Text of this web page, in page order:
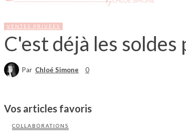
VENTES PRIVÉES
C'est déjà les
Par Chloé Simone 0
Vos articles favoris
COLLABORATIONS